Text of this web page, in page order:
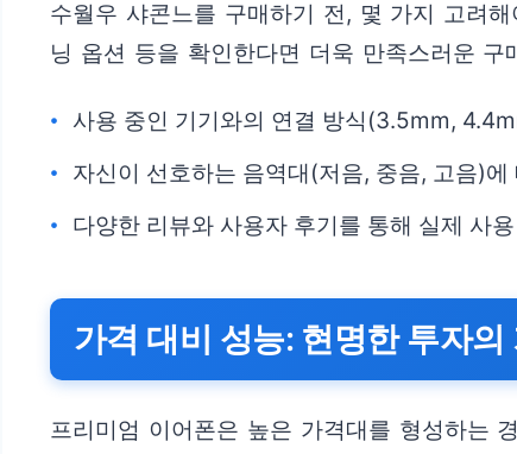
수월우 샤콘느를 구매하기 전, 몇 가지 고려
닝 옵션 등을 확인한다면 더욱 만족스러운
사용 중인 기기와의 연결 방식(3.5mm,
자신이 선호하는 음역대(저음, 중음, 고음)에
다양한 리뷰와 사용자 후기를 통해 실제 사
가격 대비 성능: 현명한 투자의
프리미엄 이어폰은 높은 가격대를 형성하는